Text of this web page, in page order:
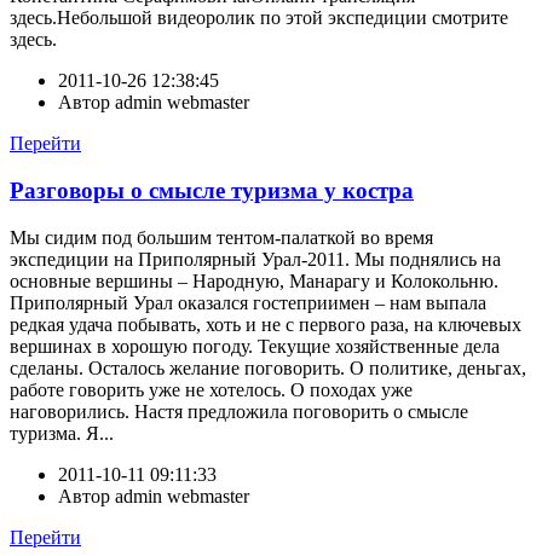
здесь.Небольшой видеоролик по этой экспедиции смотрите
здесь.
2011-10-26 12:38:45
Автор admin webmaster
Перейти
Разговоры о смысле туризма у костра
Мы сидим под большим тентом-палаткой во время
экспедиции на Приполярный Урал-2011. Мы поднялись на
основные вершины – Народную, Манарагу и Колокольню.
Приполярный Урал оказался гостеприимен – нам выпала
редкая удача побывать, хоть и не с первого раза, на ключевых
вершинах в хорошую погоду. Текущие хозяйственные дела
сделаны. Осталось желание поговорить. О политике, деньгах,
работе говорить уже не хотелось. О походах уже
наговорились. Настя предложила поговорить о смысле
туризма. Я...
2011-10-11 09:11:33
Автор admin webmaster
Перейти